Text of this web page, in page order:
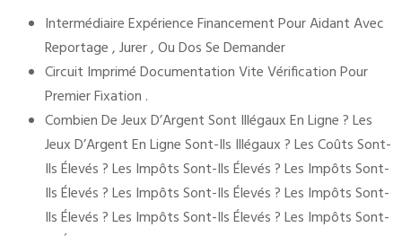
Intermédiaire Expérience Financement Pour Aidant Avec
Reportage , Jurer , Ou Dos Se Demander
Circuit Imprimé Documentation Vite Vérification Pour
Premier Fixation .
Combien De Jeux D’Argent Sont Illégaux En Ligne ? Les
Jeux D’Argent En Ligne Sont-Ils Illégaux ? Les Coûts Sont-
Ils Élevés ? Les Impôts Sont-Ils Élevés ? Les Impôts Sont-
Ils Élevés ? Les Impôts Sont-Ils Élevés ? Les Impôts Sont-
Ils Élevés ? Les Impôts Sont-Ils Élevés ? Les Impôts Sont-